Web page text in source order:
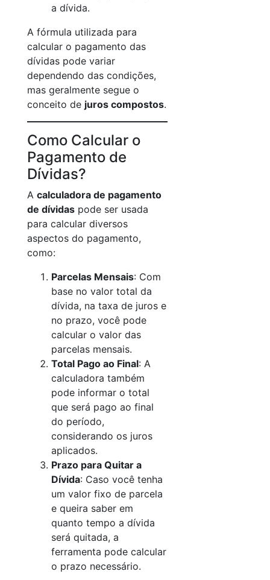
a dívida.
A fórmula utilizada para
calcular o pagamento das
dívidas pode variar
dependendo das condições,
mas geralmente segue o
conceito de juros compostos.
Como Calcular o
Pagamento de
Dívidas?
A calculadora de pagamento
de dívidas pode ser usada
para calcular diversos
aspectos do pagamento,
como:
Parcelas Mensais: Com
base no valor total da
dívida, na taxa de juros e
no prazo, você pode
calcular o valor das
parcelas mensais.
Total Pago ao Final: A
calculadora também
pode informar o total
que será pago ao final
do período,
considerando os juros
aplicados.
Prazo para Quitar a
Dívida: Caso você tenha
um valor fixo de parcela
e queira saber em
quanto tempo a dívida
será quitada, a
ferramenta pode calcular
o prazo necessário.